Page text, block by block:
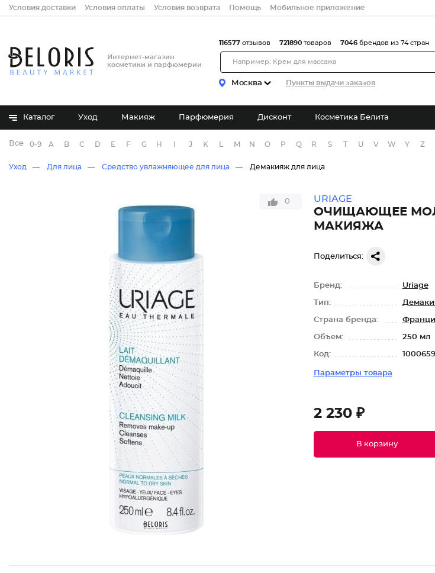
Условия доставки Условия оплаты Условия возврата Помощь Мобильное приложение
Интернет-магазин
косметики и парфюмерии
Москва Пункты выдачи заказов
116577 отзывов 721890 товаров 7046 брендов из 74 стран
Каталог Уход Макияж Парфюмерия Дисконт Косметика Белита
Все бренды
0-9 A B C D E F G H J K M N O P Q R S T U V W Y Z
Уход Для лица Средство увлажняющее для лица Демакияж для лица
0 URIAGE
ОЧИЩАЮЩЕЕ
МАКИЯЖА
Поделиться:
Бренд: Uriage
Тип:
Страна бренда:
Объем: 250 мл
Код:
Параметры товара
2 230 ₽
В корзину